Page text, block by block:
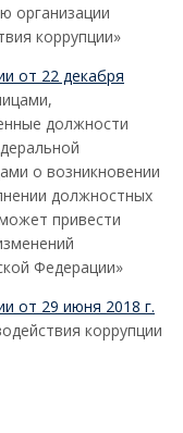
организации
коррупции»
от 22 декабря
должности
о возникновении
должностных
привести
Федерации»
от 29 июня 2018 г.
коррупции